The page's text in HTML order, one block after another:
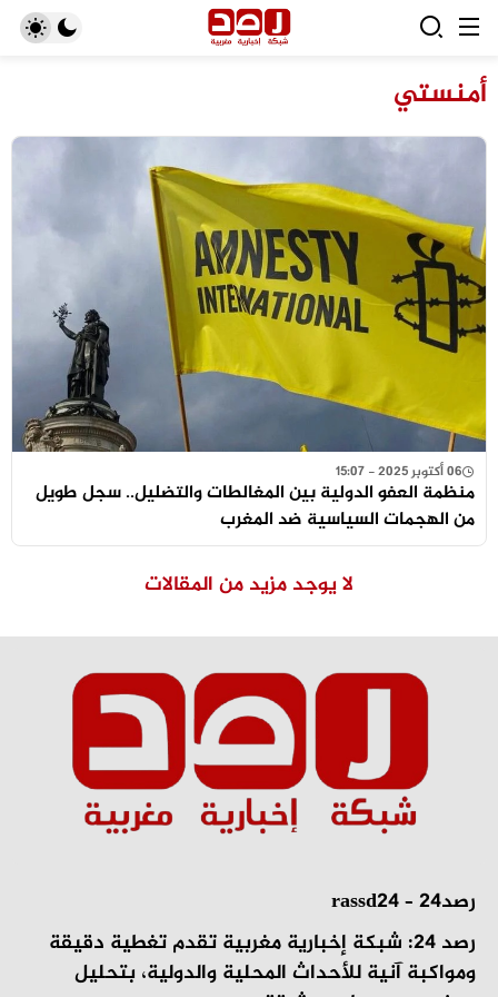
أمنستي
06 أكتوبر 2025 - 15:07
منظمة العفو الدولية بين المغالطات والتضليل.. سجل طويل
من الهجمات السياسية ضد المغرب
لا يوجد مزيد من المقالات
رصد24 – rassd24
رصد 24: شبكة إخبارية مغربية تقدم تغطية دقيقة
ومواكبة آنية للأحداث المحلية والدولية، بتحليل